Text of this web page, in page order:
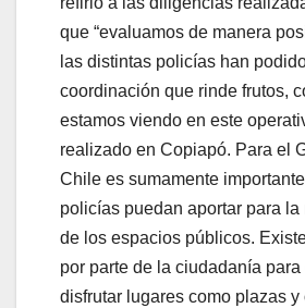
que “evaluamos de manera
las distintas policías han
coordinación que rinde frutos,
estamos viendo en este
realizado en Copiapó. Para el
Chile es sumamente
policías puedan aportar para la
de los espacios públicos.
por parte de la ciudadanía para
disfrutar lugares como plazas y